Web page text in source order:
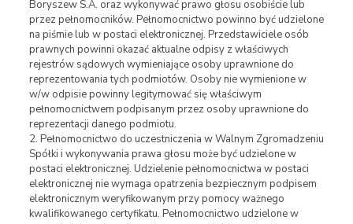
Boryszew S.A. oraz wykonywać prawo głosu osobiście lub
przez pełnomocników. Pełnomocnictwo powinno być udzielone
na piśmie lub w postaci elektronicznej. Przedstawiciele osób
prawnych powinni okazać aktualne odpisy z właściwych
rejestrów sądowych wymieniające osoby uprawnione do
reprezentowania tych podmiotów. Osoby nie wymienione w
w/w odpisie powinny legitymować się właściwym
pełnomocnictwem podpisanym przez osoby uprawnione do
reprezentacji danego podmiotu.
2. Pełnomocnictwo do uczestniczenia w Walnym Zgromadzeniu
Spółki i wykonywania prawa głosu może być udzielone w
postaci elektronicznej. Udzielenie pełnomocnictwa w postaci
elektronicznej nie wymaga opatrzenia bezpiecznym podpisem
elektronicznym weryfikowanym przy pomocy ważnego
kwalifikowanego certyfikatu. Pełnomocnictwo udzielone w